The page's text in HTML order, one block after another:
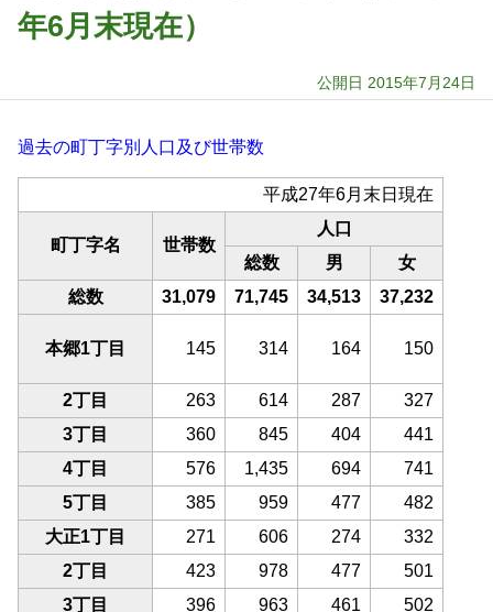
年6月末現在）
公開日 2015年7月24日
過去の町丁字別人口及び世帯数
平成27年6月末日現在
町丁字名 世帯数
人口
総数
男
女
総数
31,079 71,745 34,513 37,232
本郷1丁目 145 314 164 150
2丁目 263 614 287
327
3丁目
360 845 404
441
4丁目
576 1,435 694
741
5丁目
385 959 477
482
大正1丁目
271 606 274
332
2丁目
423 978 477
501
3丁目
396 963 461 502